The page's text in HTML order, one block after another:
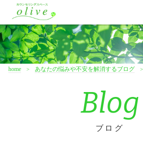
home あなたの悩みや不安を解消するブログ
Blog
ブログ